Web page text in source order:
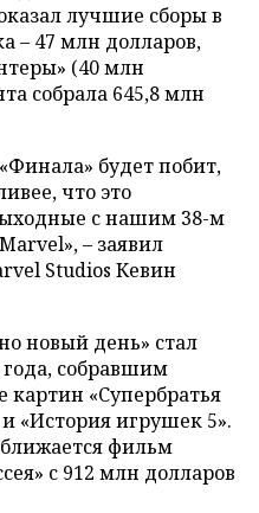
лучшие сборы в
– 47 млн долларов,
(40 млн
собрала 645,8 млн
будет побит,
что это
с нашим 38-м
– заявил
Studios Кевин
новый день» стал
собравшим
картин «Супербратья
«История игрушек 5».
фильм
с 912 млн долларов